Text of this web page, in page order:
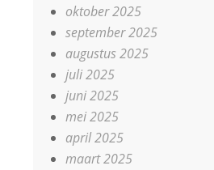
oktober 2025
september 2025
augustus 2025
juli 2025
juni 2025
mei 2025
april 2025
maart 2025